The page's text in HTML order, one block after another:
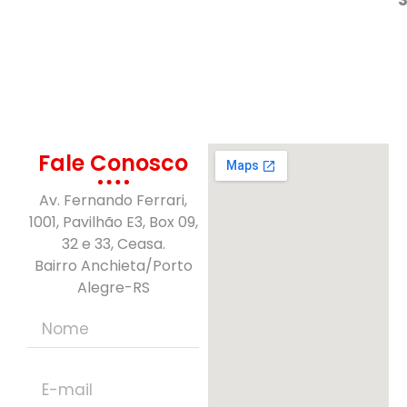
Fale Conosco
Av. Fernando Ferrari,
1001, Pavilhão E3, Box 09,
32 e 33, Ceasa.
Bairro Anchieta/Porto
Alegre-RS